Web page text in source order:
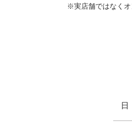
※実店舗ではなくオ
日